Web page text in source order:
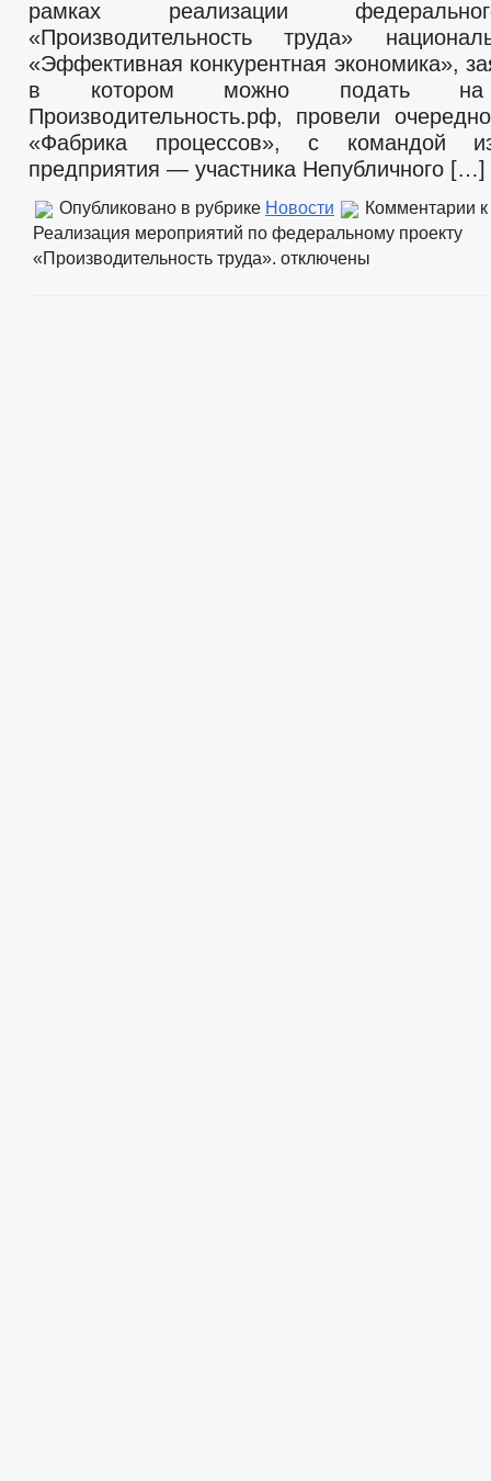
рамках реализации
«Производительность труда»
«Эффективная конкурентная экономика»,
в котором можно подать на
Производительность.рф, провели
«Фабрика процессов», с командой
предприятия — участника Непубличного […]
Опубликовано в рубрике Новости Комментарии
Реализация мероприятий по федеральному проекту
«Производительность труда». отключены